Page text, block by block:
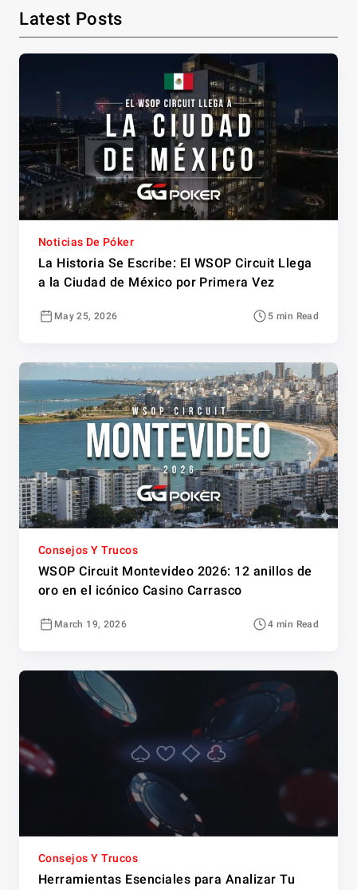
Latest Posts
Noticias De Póker
La Historia Se Escribe: El WSOP Circuit Llega
a la Ciudad de México por Primera Vez
May 25, 2026 5 min Read
Consejos Y Trucos
WSOP Circuit Montevideo 2026: 12 anillos de
oro en el icónico Casino Carrasco
March 19, 2026 4 min Read
Consejos Y Trucos
Herramientas Esenciales para Analizar Tu